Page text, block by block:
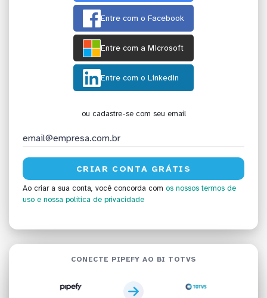
Entre com o Facebook
Entre com a Microsoft
Entre com o Linkedin
ou cadastre-se com seu email
Ao criar a sua conta, você concorda com os nossos termos de
uso e nossa política de privacidade
CONECTE PIPEFY AO BI TOTVS